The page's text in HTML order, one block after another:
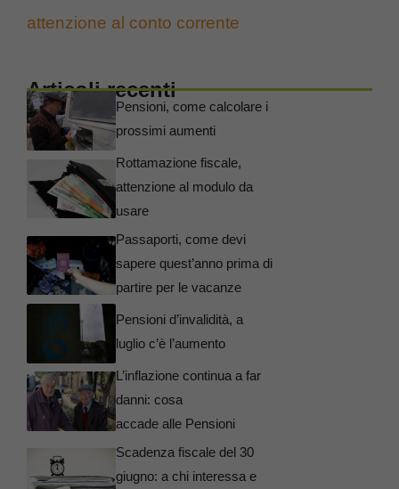
attenzione al conto corrente
Articoli recenti
Pensioni, come calcolare i
prossimi aumenti
Rottamazione fiscale,
attenzione al modulo da
usare
Passaporti, come devi
sapere quest’anno prima di
partire per le vacanze
Pensioni d’invalidità, a
luglio c’è l’aumento
L’inflazione continua a far
danni: cosa
accade alle Pensioni
Scadenza fiscale del 30
giugno: a chi interessa e